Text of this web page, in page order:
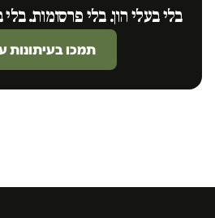
בלי בעלי הון. בלי פרסומות.
תמכו בעיתונות